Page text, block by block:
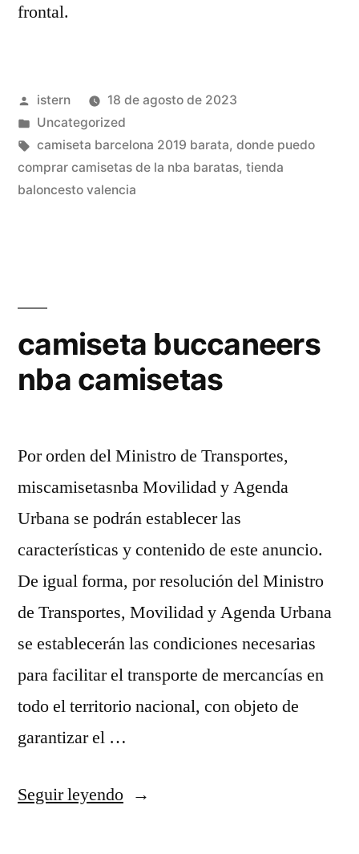
frontal.
Publicado
por
istern
18 de agosto de 2023
Publicado
en
Uncategorized
Etiquetas:
camiseta barcelona 2019 barata, donde puedo
comprar camisetas de la nba baratas, tienda
baloncesto valencia
camiseta buccaneers
nba camisetas
Por orden del Ministro de Transportes,
miscamisetasnba Movilidad y Agenda
Urbana se podrán establecer las
características y contenido de este anuncio.
De igual forma, por resolución del Ministro
de Transportes, Movilidad y Agenda Urbana
se establecerán las condiciones necesarias
para facilitar el transporte de mercancías en
todo el territorio nacional, con objeto de
garantizar el …
Seguir leyendo«camiseta